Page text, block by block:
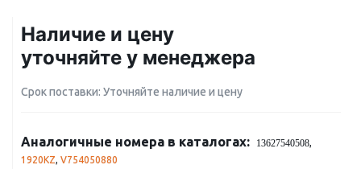
Наличие и цену
уточняйте у менеджера
Срок поставки: Уточняйте наличие и цену
Аналогичные номера в каталогах: 13627540508,
1920KZ, V754050880